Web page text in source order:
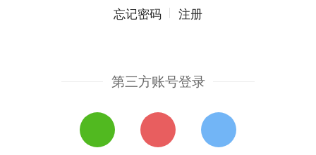
忘记密码 注册
第三方账号登录